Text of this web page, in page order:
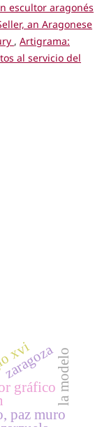
escultor aragonés
an Aragonese
, Artigrama:
al servicio del
paz muro
gráficola modelo
zaragoza
xvi